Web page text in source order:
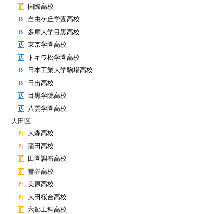
国際高校
自由ケ丘学園高校
多摩大学目黒高校
東京学園高校
トキワ松学園高校
日本工業大学駒場高校
日出高校
目黒学院高校
八雲学園高校
大田区
大森高校
蒲田高校
田園調布高校
雪谷高校
美原高校
大田桜台高校
六郷工科高校